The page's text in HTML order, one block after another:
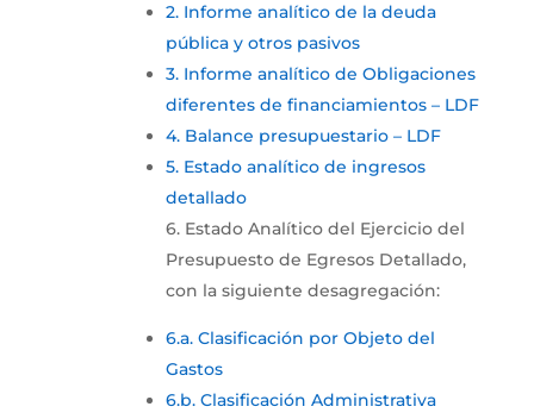
2. Informe analítico de la deuda
pública y otros pasivos
3. Informe analítico de Obligaciones
diferentes de financiamientos – LDF
4. Balance presupuestario – LDF
5. Estado analítico de ingresos
detallado
6. Estado Analítico del Ejercicio del
Presupuesto de Egresos Detallado,
con la siguiente desagregación:
6.a. Clasificación por Objeto del
Gastos
6.b. Clasificación Administrativa